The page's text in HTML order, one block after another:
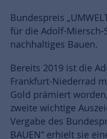
Bundespreis
für die Adolf-
nachhaltiges Bauen.
Bereits 2019 ist die
Frankfurt-Niederrad
Gold prämiert
zweite wichtige
Vergabe des
BAUEN“ erhielt sie